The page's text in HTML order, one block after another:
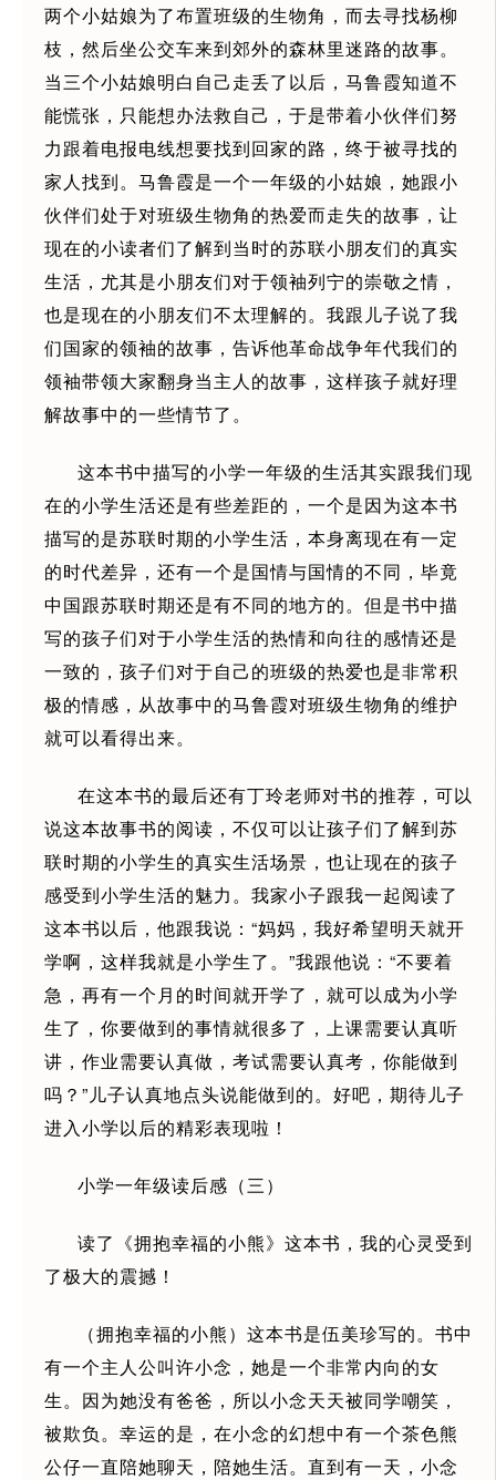
两个小姑娘为了布置班级的生物角，而去寻找杨柳
枝，然后坐公交车来到郊外的森林里迷路的故事。
当三个小姑娘明白自己走丢了以后，马鲁霞知道不
能慌张，只能想办法救自己，于是带着小伙伴们努
力跟着电报电线想要找到回家的路，终于被寻找的
家人找到。马鲁霞是一个一年级的小姑娘，她跟小
伙伴们处于对班级生物角的热爱而走失的故事，让
现在的小读者们了解到当时的苏联小朋友们的真实
生活，尤其是小朋友们对于领袖列宁的崇敬之情，
也是现在的小朋友们不太理解的。我跟儿子说了我
们国家的领袖的故事，告诉他革命战争年代我们的
领袖带领大家翻身当主人的故事，这样孩子就好理
解故事中的一些情节了。
这本书中描写的小学一年级的生活其实跟我们现
在的小学生活还是有些差距的，一个是因为这本书
描写的是苏联时期的小学生活，本身离现在有一定
的时代差异，还有一个是国情与国情的不同，毕竟
中国跟苏联时期还是有不同的地方的。但是书中描
写的孩子们对于小学生活的热情和向往的感情还是
一致的，孩子们对于自己的班级的热爱也是非常积
极的情感，从故事中的马鲁霞对班级生物角的维护
就可以看得出来。
在这本书的最后还有丁玲老师对书的推荐，可以
说这本故事书的阅读，不仅可以让孩子们了解到苏
联时期的小学生的真实生活场景，也让现在的孩子
感受到小学生活的魅力。我家小子跟我一起阅读了
这本书以后，他跟我说：“妈妈，我好希望明天就开
学啊，这样我就是小学生了。”我跟他说：“不要着
急，再有一个月的时间就开学了，就可以成为小学
生了，你要做到的事情就很多了，上课需要认真听
讲，作业需要认真做，考试需要认真考，你能做到
吗？”儿子认真地点头说能做到的。好吧，期待儿子
进入小学以后的精彩表现啦！
小学一年级读后感（三）
读了《拥抱幸福的小熊》这本书，我的心灵受到
了极大的震撼！
（拥抱幸福的小熊）这本书是伍美珍写的。书中
有一个主人公叫许小念，她是一个非常内向的女
生。因为她没有爸爸，所以小念天天被同学嘲笑，
被欺负。幸运的是，在小念的幻想中有一个茶色熊
公仔一直陪她聊天，陪她生活。直到有一天，小念